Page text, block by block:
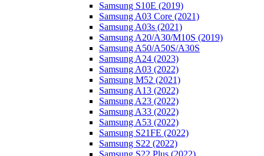
Samsung S10E (2019)
Samsung A03 Core (2021)
Samsung A03s (2021)
Samsung A20/A30/M10S (2019)
Samsung A50/A50S/A30S
Samsung A24 (2023)
Samsung A03 (2022)
Samsung M52 (2021)
Samsung A13 (2022)
Samsung A23 (2022)
Samsung A33 (2022)
Samsung A53 (2022)
Samsung S21FE (2022)
Samsung S22 (2022)
Samsung S22 Plus (2022)